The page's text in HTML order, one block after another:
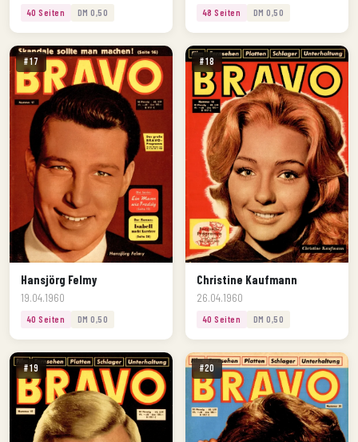
40 Seiten DM 0,50 48 Seiten DM 0,50
#17
Hansjörg Felmy
19.04.1960
40 Seiten DM 0,50
#18
Christine Kaufmann
26.04.1960
40 Seiten DM 0,50
#19 #20